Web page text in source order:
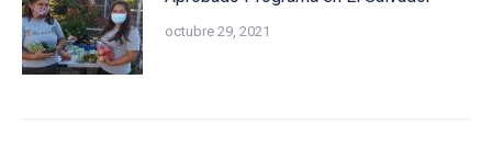
octubre 29, 2021